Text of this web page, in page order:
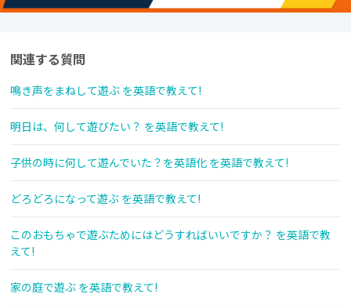
関連する質問
鳴き声をまねして遊ぶ を英語で教えて!
明日は、何して遊びたい？ を英語で教えて!
子供の時に何して遊んでいた？を英語化 を英語で教えて!
どろどろになって遊ぶ を英語で教えて!
このおもちゃで遊ぶためにはどうすればいいですか？ を英語で教
えて!
家の庭で遊ぶ を英語で教えて!